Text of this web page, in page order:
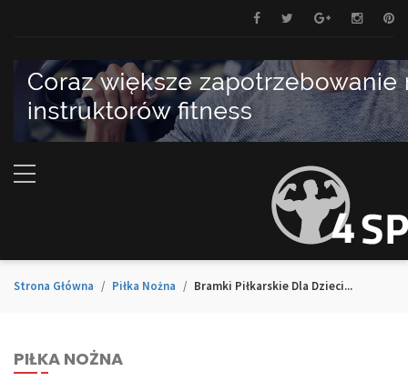
Strona Główna Piłka Nożna Bramki Piłkarskie Dla Dzieci...
PIŁKA NOŻNA